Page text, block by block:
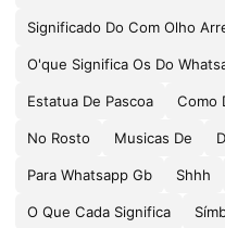
Significado Do Com Olho
O'que Significa Os Do
Estatua De Pascoa Como
No Rosto Musicas De
Para Whatsapp Gb Shhh
O Que Cada Significa